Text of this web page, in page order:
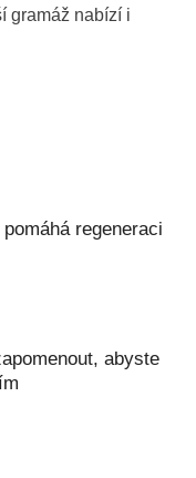
gramáž nabízí i
regeneraci
abyste